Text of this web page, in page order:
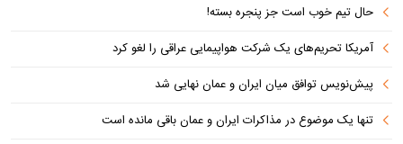
حال تیم خوب است جز پنجره بسته!
آمریکا تحریم‌های یک شرکت هواپیمایی عراقی را لغو کرد
پیش‌نویس توافق میان ایران و عمان نهایی شد
تنها یک موضوع در مذاکرات ایران و عمان باقی مانده است